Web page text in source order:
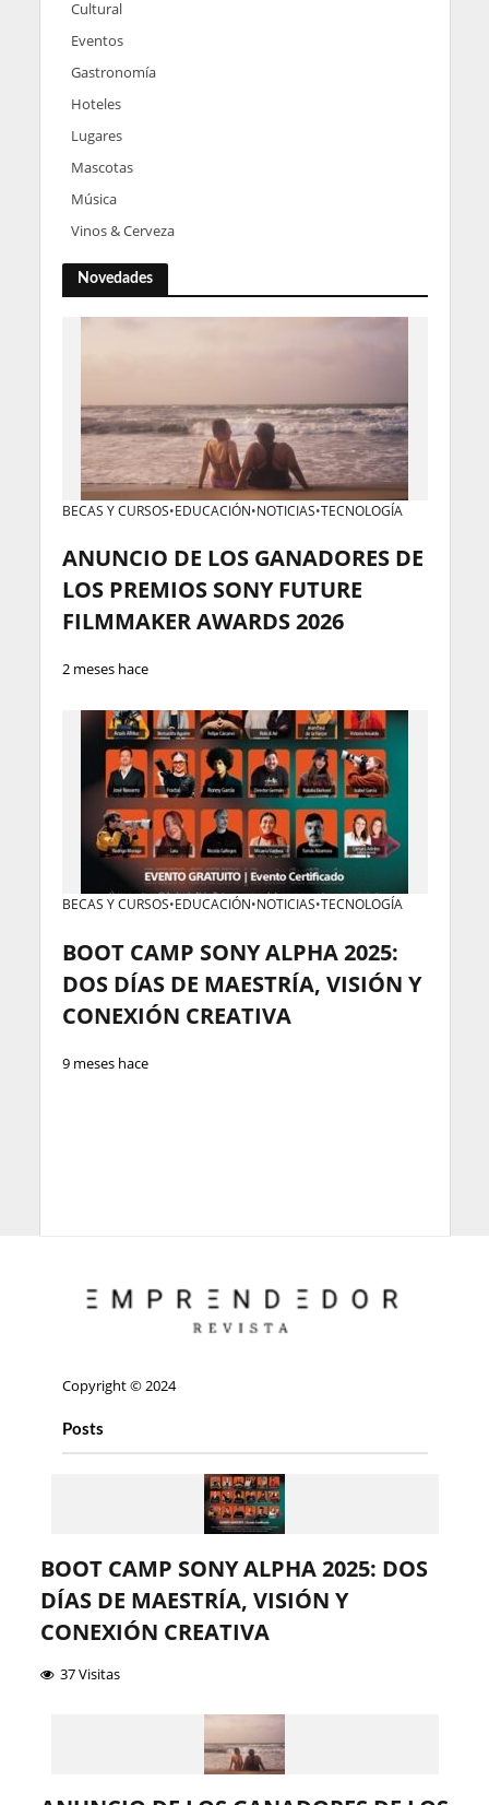
Cultural
Eventos
Gastronomía
Hoteles
Lugares
Mascotas
Música
Vinos & Cerveza
Novedades
BECAS Y CURSOS•EDUCACIÓN•NOTICIAS•TECNOLOGÍA
ANUNCIO DE LOS GANADORES DE
LOS PREMIOS SONY FUTURE
FILMMAKER AWARDS 2026
2 meses hace
BECAS Y CURSOS•EDUCACIÓN•NOTICIAS•TECNOLOGÍA
BOOT CAMP SONY ALPHA 2025:
DOS DÍAS DE MAESTRÍA, VISIÓN Y
CONEXIÓN CREATIVA
9 meses hace
Copyright © 2024
Posts
BOOT CAMP SONY ALPHA 2025: DOS
DÍAS DE MAESTRÍA, VISIÓN Y
CONEXIÓN CREATIVA
37 Visitas